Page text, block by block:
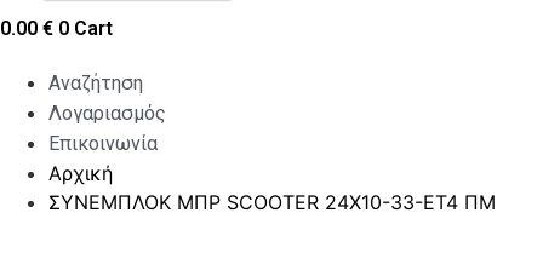
0.00 € 0 Cart
Αναζήτηση
Λογαριασμός
Επικοινωνία
Αρχική
ΣΥΝΕΜΠΛΟΚ ΜΠΡ SCOOTER 24X10-33-ET4 ΠΜ